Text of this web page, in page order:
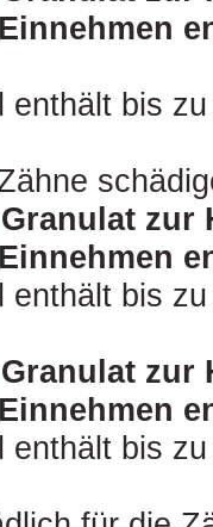
enthält bis
zur
enthält bis
zur
enthält bis